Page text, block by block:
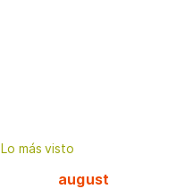
Lo más visto
august